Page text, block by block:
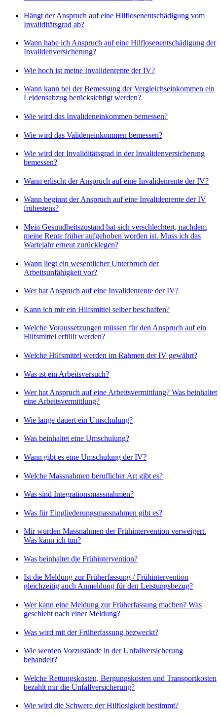
Hängt der Anspruch auf eine Hilflosenentschädigung vom
Invaliditätsgrad ab?
Wann habe ich Anspruch auf eine Hilflosenentschädigung der
Invalidenversicherung?
Wie hoch ist meine Invalidenrente der IV?
Wann kann bei der Bemessung der Vergleichseinkommen ein
Leidensabzug berücksichtigt werden?
Wie wird das Invalideneinkommen bemessen?
Wie wird das Valideneinkommen bemessen?
Wie wird der Invaliditätsgrad in der Invalidenversicherung
bemessen?
Wann erlischt der Anspruch auf eine Invalidenrente der IV?
Wann beginnt der Anspruch auf eine Invalidenrente der IV
frühestens?
Mein Gesundheitszustand hat sich verschlechtert, nachdem
meine Rente früher aufgehoben worden ist. Muss ich das
Wartejahr erneut zurücklegen?
Wann liegt ein wesentlicher Unterbruch der
Arbeitsunfähigkeit vor?
Wer hat Anspruch auf eine Invalidenrente der IV?
Kann ich mir ein Hilfsmittel selber beschaffen?
Welche Voraussetzungen müssen für den Anspruch auf ein
Hilfsmittel erfüllt werden?
Welche Hilfsmittel werden im Rahmen der IV gewährt?
Was ist ein Arbeitsversuch?
Wer hat Anspruch auf eine Arbeitsvermittlung? Was beinhaltet
eine Arbeitsvermittlung?
Wie lange dauert ein Umschulung?
Was beinhaltet eine Umschulung?
Wann gibt es eine Umschulung der IV?
Welche Massnahmen beruflicher Art gibt es?
Was sind Integrationsmassnahmen?
Was für Eingliederungsmassnahmen gibt es?
Mir wurden Massnahmen der Frühintervention verweigert.
Was kann ich tun?
Was beinhaltet die Frühintervention?
Ist die Meldung zur Früherfassung / Frühintervention
gleichzeitig auch Anmeldung für den Leistungsbezug?
Wer kann eine Meldung zur Früherfassung machen? Was
geschieht nach einer Meldung?
Was wird mit der Früherfassung bezweckt?
Wie werden Vorzustände in der Unfallversicherung
behandelt?
Welche Rettungskosten, Bergungskosten und Transportkosten
bezahlt mir die Unfallversicherung?
Wie wird die Schwere der Hilflosigkeit bestimmt?